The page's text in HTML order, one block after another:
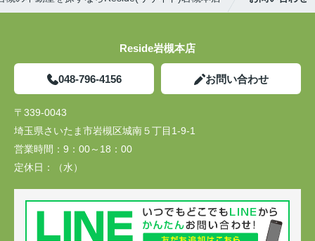
Reside岩槻本店
048-796-4156 お問い合わせ
〒339-0043
埼玉県さいたま市岩槻区城南５丁目1-9-1
営業時間： 9：00～18：00
定休日：
（水）